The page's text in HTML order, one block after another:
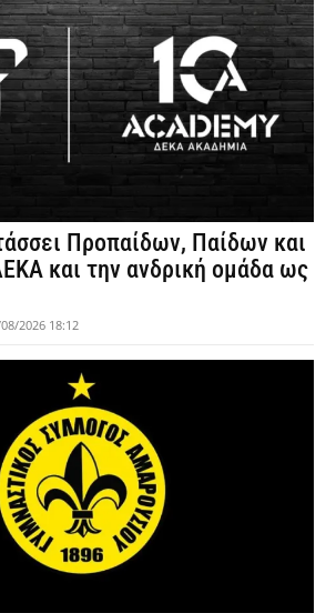
Προπαίδων, Παίδων και
και την ανδρική ομάδα ως
2026 18:12